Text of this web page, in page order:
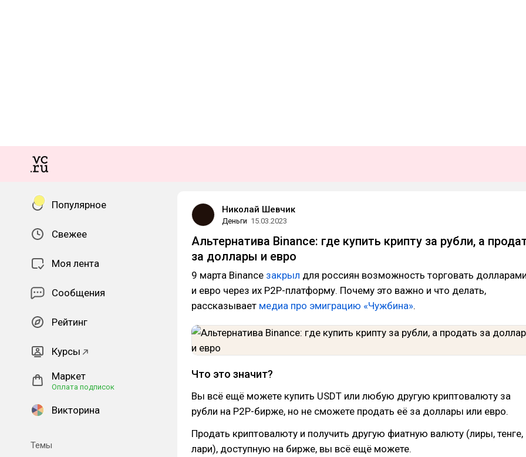
Популярное
Свежее
Моя лента
Сообщения
Рейтинг
Курсы
Маркет
Оплата подписок
Викторина
Темы
Николай Шевчик
Деньги 15.03.2023
Альтернатива Binance: где купить крипту за рубли, а
за доллары и евро
9 марта Binance закрыл для россиян возможность торговать
и евро через их P2P-платформу. Почему это важно и что делать,
рассказывает медиа про эмиграцию «Чужбина».
Что это значит?
Вы всё ещё можете купить USDT или любую другую криптовалюту за
рубли на P2P-бирже, но не сможете продать её за доллары или евро.
Продать криптовалюту и получить другую фиатную валюту (лиры, тенге,
лари), доступную на бирже, вы всё ещё можете.